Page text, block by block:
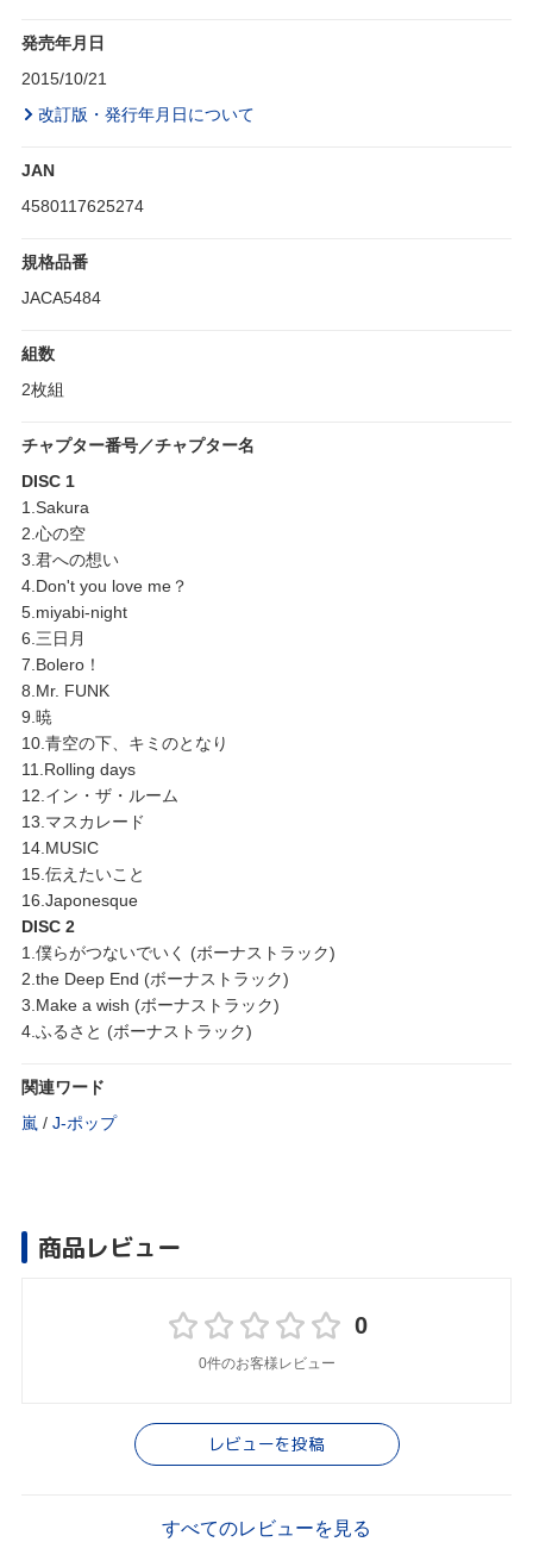
発売年月日
2015/10/21
改訂版・発行年月日について
JAN
4580117625274
規格品番
JACA5484
組数
2枚組
チャプター番号／チャプター名
DISC 1
1.Sakura
2.心の空
3.君への想い
4.Don't you love me？
5.miyabi-night
6.三日月
7.Bolero！
8.Mr. FUNK
9.暁
10.青空の下、キミのとなり
11.Rolling days
12.イン・ザ・ルーム
13.マスカレード
14.MUSIC
15.伝えたいこと
16.Japonesque
DISC 2
1.僕らがつないでいく (ボーナストラック)
2.the Deep End (ボーナストラック)
3.Make a wish (ボーナストラック)
4.ふるさと (ボーナストラック)
関連ワード
嵐 / J‐ポップ
商品レビュー
0
0件のお客様レビュー
レビューを投稿
すべてのレビューを見る